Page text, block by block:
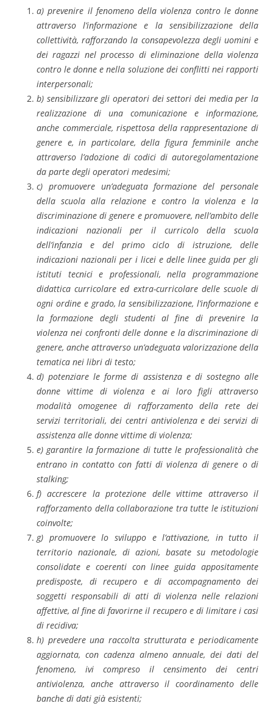
a) prevenire il fenomeno della violenza contro le donne
attraverso l’informazione e la sensibilizzazione della
collettività, rafforzando la consapevolezza degli uomini e
dei ragazzi nel processo di eliminazione della violenza
contro le donne e nella soluzione dei conflitti nei rapporti
interpersonali;
b) sensibilizzare gli operatori dei settori dei media per la
realizzazione di una comunicazione e informazione,
anche commerciale, rispettosa della rappresentazione di
genere e, in particolare, della figura femminile anche
attraverso l’adozione di codici di autoregolamentazione
da parte degli operatori medesimi;
c) promuovere un’adeguata formazione del personale
della scuola alla relazione e contro la violenza e la
discriminazione di genere e promuovere, nell’ambito delle
indicazioni nazionali per il curricolo della scuola
dell’infanzia e del primo ciclo di istruzione, delle
indicazioni nazionali per i licei e delle linee guida per gli
istituti tecnici e professionali, nella programmazione
didattica curricolare ed extra-curricolare delle scuole di
ogni ordine e grado, la sensibilizzazione, l’informazione e
la formazione degli studenti al fine di prevenire la
violenza nei confronti delle donne e la discriminazione di
genere, anche attraverso un’adeguata valorizzazione della
tematica nei libri di testo;
d) potenziare le forme di assistenza e di sostegno alle
donne vittime di violenza e ai loro figli attraverso
modalità omogenee di rafforzamento della rete dei
servizi territoriali, dei centri antiviolenza e dei servizi di
assistenza alle donne vittime di violenza;
e) garantire la formazione di tutte le professionalità che
entrano in contatto con fatti di violenza di genere o di
stalking;
f) accrescere la protezione delle vittime attraverso il
rafforzamento della collaborazione tra tutte le istituzioni
coinvolte;
g) promuovere lo sviluppo e l’attivazione, in tutto il
territorio nazionale, di azioni, basate su metodologie
consolidate e coerenti con linee guida appositamente
predisposte, di recupero e di accompagnamento dei
soggetti responsabili di atti di violenza nelle relazioni
affettive, al fine di favorirne il recupero e di limitare i casi
di recidiva;
h) prevedere una raccolta strutturata e periodicamente
aggiornata, con cadenza almeno annuale, dei dati del
fenomeno, ivi compreso il censimento dei centri
antiviolenza, anche attraverso il coordinamento delle
banche di dati già esistenti;